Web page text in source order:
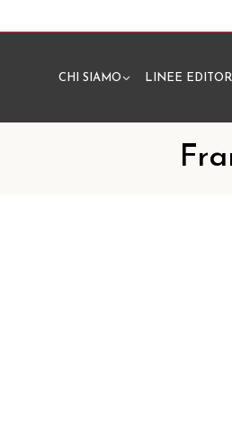
CHI SIAMO LINEE